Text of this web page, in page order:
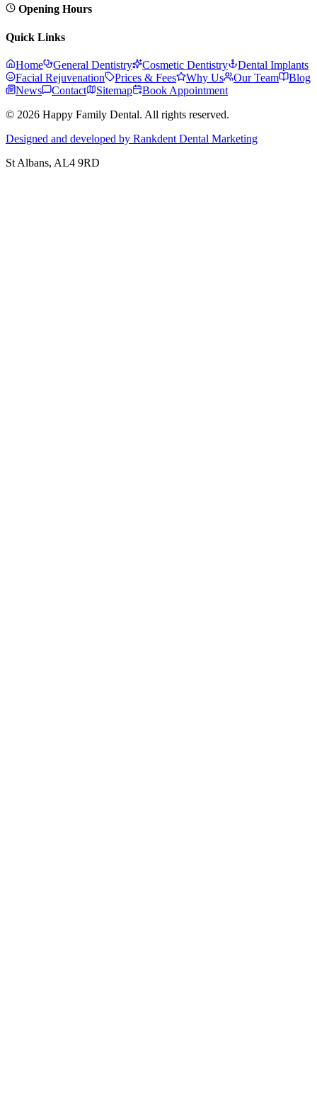
Opening Hours
Quick Links
Home General Dentistry Cosmetic Dentistry
Dental Implants
Facial Rejuvenation
Prices & Fees Why Us Our Team
Blog
News
Contact Sitemap
Book Appointment
© 2026 Happy Family Dental. All rights reserved.
Designed and developed by Rankdent Dental Marketing
St Albans, AL4 9RD